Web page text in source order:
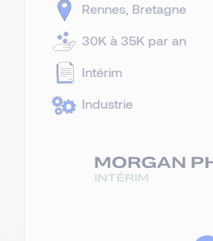
Rennes Bretagne
30K à 35K par an
Intérim
Industrie